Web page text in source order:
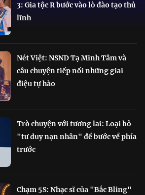
3: Gia tộc R bước vào lò đào tạo thủ
lĩnh
Nét Việt: NSND Tạ Minh Tâm và
câu chuyện tiếp nối những giai
điệu tự hào
Trò chuyện với tương lai: Loại bỏ
"tư duy nạn nhân" để bước về phía
trước
Chạm 5S: Nhạc sĩ của "Bắc Bling"